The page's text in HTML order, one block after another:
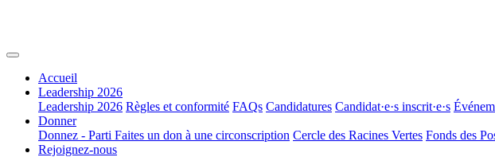
Accueil
Leadership 2026
Leadership 2026 Règles et conformité FAQs Candidatures Candidat·e·s inscrit·e·s
Donner
Donnez - Parti Faites un don à une circonscription Cercle des Racines Vertes Fonds des
Rejoignez-nous